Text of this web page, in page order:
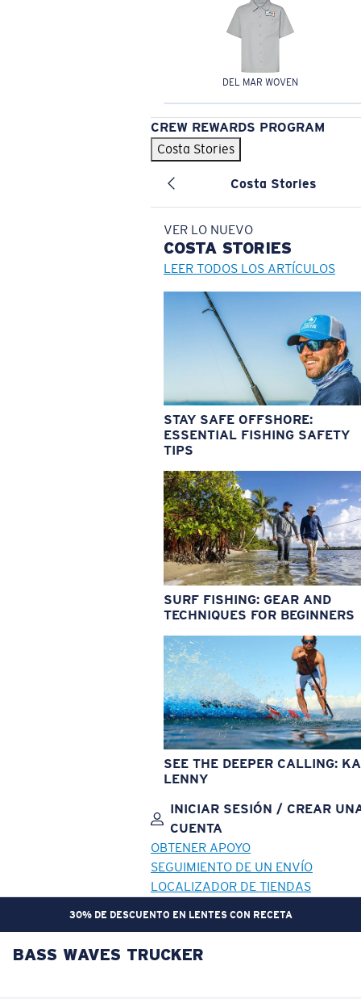
DEL MAR WOVEN
CREW REWARDS PROGRAM
Costa Stories
Costa Stories
VER LO NUEVO
COSTA STORIES
LEER TODOS LOS ARTÍCULOS
STAY SAFE OFFSHORE:
ESSENTIAL FISHING SAFETY
TIPS
SURF FISHING: GEAR AND
TECHNIQUES FOR BEGINNERS
SEE THE DEEPER CALLING:
LENNY
INICIAR SESIÓN / CREAR
CUENTA
OBTENER APOYO
SEGUIMIENTO DE UN ENVÍO
LOCALIZADOR DE TIENDAS
PREPÁRATE. GANA RECOMPENSAS. | ÚNETE A CREW REWARDS
OBJETIVO ACTUALIZADO¡AGREGADO AL CARRITO!
BASS WAVES TRUCKER